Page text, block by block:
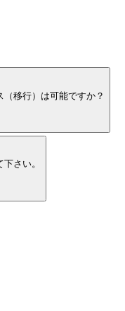
移行）は可能ですか？
さい。